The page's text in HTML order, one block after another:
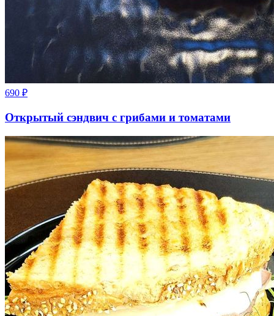
690 ₽
Открытый сэндвич с грибами и томатами